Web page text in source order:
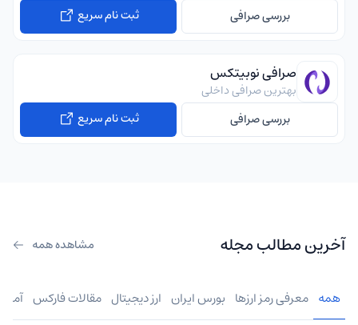
بررسی صرافی
ثبت نام سریع
صرافی نوبیتکس
بهترین صرافی داخلی
بررسی صرافی
ثبت نام سریع
آخرین مطالب مجله مشاهده همه
همه معرفی رمز ارزها بورس ایران ارز دیجیتال مقالات فارکس